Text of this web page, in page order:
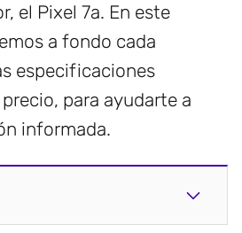
el Pixel 7a. En este
a fondo cada
especificaciones
para ayudarte a
informada.